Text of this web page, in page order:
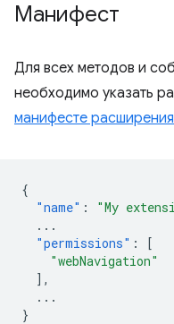
Манифест
Для всех методов и
необходимо указать
манифесте расширения
{
"name" : "My
...
"permissions" :
[
"webNavigation"
],
...
}